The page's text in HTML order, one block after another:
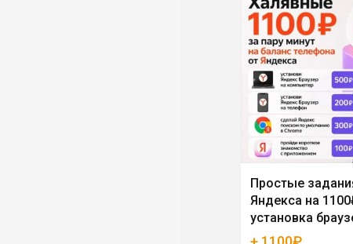
Простые
Яндекса на
установка
поиск